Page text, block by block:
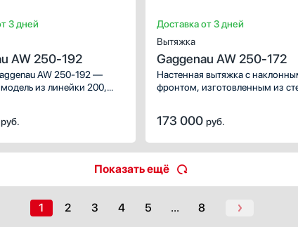
3 дней
AW 250-192
AW 250-192 —
из линейки 200,
плитой с 4-5 конфорками,
процессом готовки.
руб.
Доставка от 3 дней
Вытяжка
Gaggenau AW 250-172
Настенная вытяжка с
фронтом, изготовленным из
173 000 руб.
Показать ещё
1 2 3 4 5 ... 8